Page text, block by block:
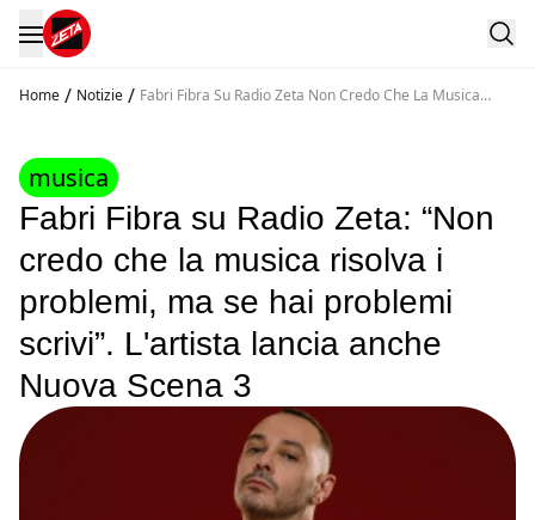
Home / Notizie / Fabri Fibra Su Radio Zeta Non Credo Che La Musica
musica
Fabri Fibra su Radio Zeta: “Non
credo che la musica risolva i
problemi, ma se hai problemi
scrivi”. L'artista lancia anche
Nuova Scena 3